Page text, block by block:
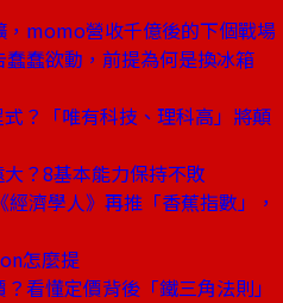
，momo營收千億後的下個戰場
蠢欲動，前提為何是換冰箱
？「唯有科技、理科高」將顛
？8基本能力保持不敗
濟學人》再推「香蕉指數」，
怎麼提
看懂定價背後「鐵三角法則」